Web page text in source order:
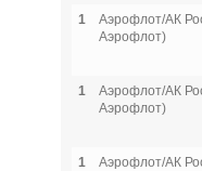
1
Аэрофлот/АК
Аэрофлот)
1
Аэрофлот/АК
Аэрофлот)
1
Аэрофлот/АК